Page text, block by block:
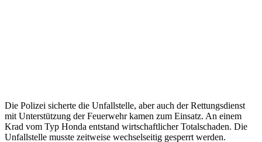
Die Polizei sicherte die Unfallstelle, aber auch der Rettungsdienst
mit Unterstützung der Feuerwehr kamen zum Einsatz. An einem
Krad vom Typ Honda entstand wirtschaftlicher Totalschaden. Die
Unfallstelle musste zeitweise wechselseitig gesperrt werden.